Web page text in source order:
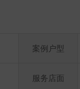
案例户型
服务店面